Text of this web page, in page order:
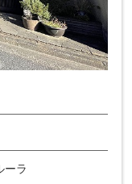
ーラ